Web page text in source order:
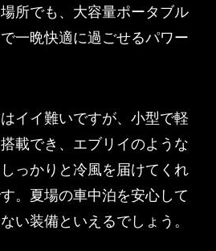
所でも、大容量ポータブル
一晩快適に過ごせるパワー
イイ難いですが、小型で軽
載でき、エブリイのような
っかりと冷風を届けてくれ
。夏場の車中泊を安心して
い装備といえるでしょう。